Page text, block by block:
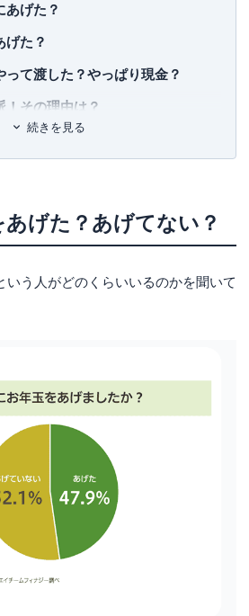
働大臣許可・
あげた？
げた？
って渡した？やっぱり現金？
！その理由は？
キャッシュレスで！その理由は？
・何歳まであげる？
生まれたらお年玉をあげる？
負担にはなるが、あげたいという
思いの丈をぶつけてみた！
続きを見る
げた？あげてない？
いう人がどのくらいいるのかを聞いて